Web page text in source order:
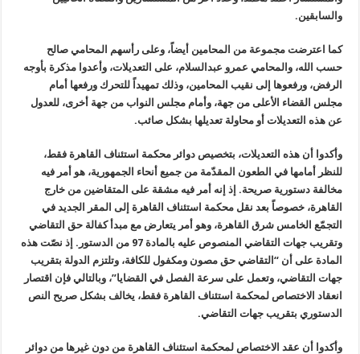
والسابقين.
كما اعترضت مجموعة من المحامين أيضاً، وعلى رأسهم المحامي صالح
حسب الله، والمحامي عمرو عبدالسلام، على التعديلات، وأعدوا مذكرة بأوجه
الرفض، ورفعوها إلى نقيب المحامين، وذلك تمهيداً للتحرك ورفعها أمام
مجلس القضاء الأعلى من جهة، وأمام مجلس النواب من جهة أخرى، للعدول
عن هذه التعديلات أو محاولة تعديلها بشكل صائب.
وأكدوا أن هذه التعديلات، بتخصيص دوائر محكمة استئناف القاهرة فقط،
للنظر أمامها في الطعون المقدّمة من جميع أنحاء الجمهورية، هو أمر فيه
مخالفة دستورية صريحة. إذ إنه أمر فيه مشقة على المتقاضين من خارج
القاهرة، خصوصاً بعد نقل محكمة استئناف القاهرة إلى المقر الجديد في
التجمّع الخامس شرق القاهرة، وهو أمر يتعارض مع مبدأ كفالة حق التقاضي
وتقريب جهات التقاضي المنصوص عليه بالمادة 97 من الدستور. إذ نصّت هذه
المادة على أن“ التقاضي حق مصون ومكفول للكافة، وتلتزم الدولة بتقريب
جهات التقاضي، وتعمل على سرعة الفصل في القضايا”، وبالتالي فإن اقتصار
انعقاد الاختصاص لمحكمة استئناف القاهرة فقط، يخالف بشكل صريح النص
الدستوري بتقريب جهات التقاضي.
وأكدوا أن عقد الاختصاص لمحكمة استئناف القاهرة من دون غيرها من دوائر